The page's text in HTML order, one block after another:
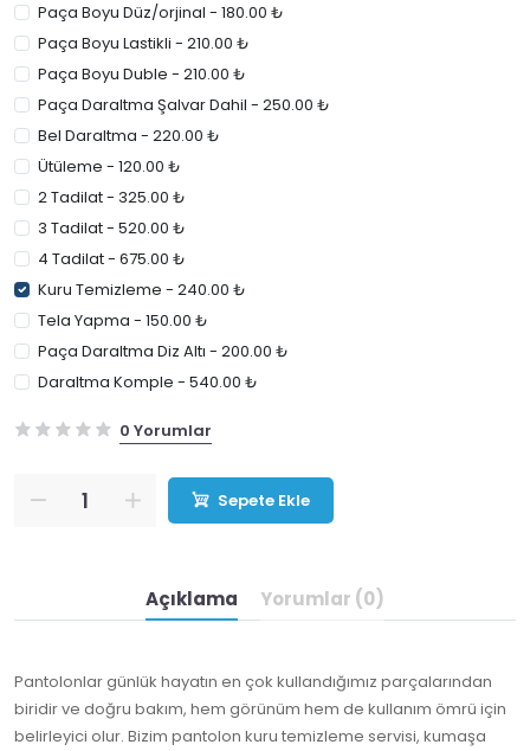
Paça Boyu Düz/orjinal - 180.00 ₺
Paça Boyu Lastikli - 210.00 ₺
Paça Boyu Duble - 210.00 ₺
Paça Daraltma Şalvar Dahil - 250.00 ₺
Bel Daraltma - 220.00 ₺
Ütüleme - 120.00 ₺
2 Tadilat - 325.00 ₺
3 Tadilat - 520.00 ₺
4 Tadilat - 675.00 ₺
Kuru Temizleme - 240.00 ₺
Tela Yapma - 150.00 ₺
Paça Daraltma Diz Altı - 200.00 ₺
Daraltma Komple - 540.00 ₺
0 Yorumlar
Sepete Ekle
Açıklama Yorumlar (0)
Pantolonlar günlük hayatın en çok kullandığımız parçalarından
biridir ve doğru bakım, hem görünüm hem de kullanım ömrü için
belirleyici olur. Bizim pantolon kuru temizleme servisi, kumaşa